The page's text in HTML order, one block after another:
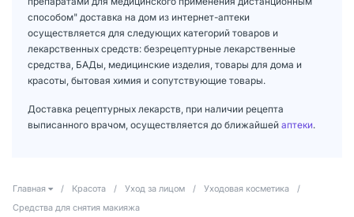
способом" доставка на дом из интернет-аптеки
осуществляется для следующих категорий товаров и
лекарственных средств: безрецептурные лекарственные
средства, БАДы, медицинские изделия, товары для дома и
красоты, бытовая химия и сопутствующие товары.
Доставка рецептурных лекарств, при наличии рецепта
выписанного врачом, осуществляется до ближайшей аптеки.
Главная / Красота / Уход за лицом / Уходовая косметика
/
Средства для снятия макияжа